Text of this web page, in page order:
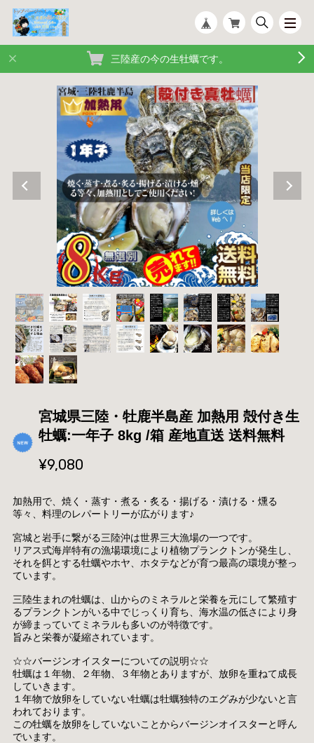
三陸産の今の生牡蠣です。
宮城県三陸・牡鹿半島産 加熱用 殻付き生
牡蠣:一年子 8kg /箱 産地直送 送料無料
¥9,080
加熱用で、焼く・蒸す・煮る・炙る・揚げる・漬ける・燻る
等々、料理のレパートリーが広がります♪
宮城と岩手に繋がる三陸沖は世界三大漁場の一つです。
リアス式海岸特有の漁場環境により植物プランクトンが発生し、
それを餌とする牡蠣やホヤ、ホタテなどが育つ最高の環境が整っ
ています。
三陸生まれの牡蠣は、山からのミネラルと栄養を元にして繁殖す
るプランクトンがいる中でじっくり育ち、海水温の低さにより身
が締まっていてミネラルも多いのが特徴です。
旨みと栄養が凝縮されています。
☆☆バージンオイスターについての説明☆☆
牡蠣は１年物、２年物、３年物とありますが、放卵を重ねて成長
していきます。
１年物で放卵をしていない牡蠣は牡蠣独特のエグみが少ないと言
われております。
この牡蠣を放卵をしていないことからバージンオイスターと呼ん
でいます。